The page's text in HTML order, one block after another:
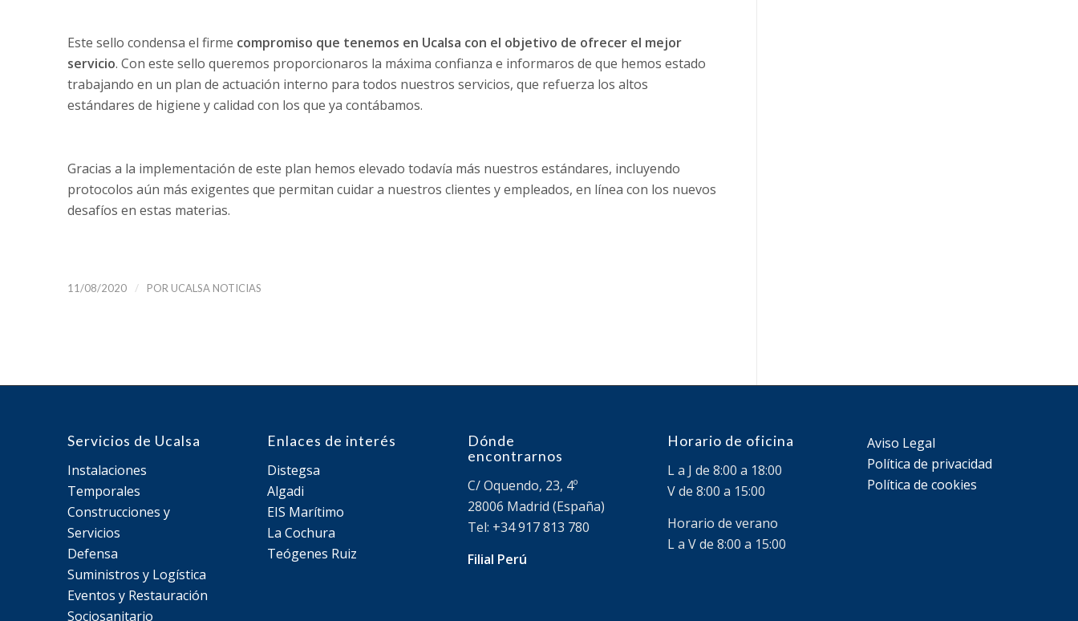
Este sello condensa el firme compromiso que tenemos en Ucalsa con el objetivo de ofrecer el mejor
servicio. Con este sello queremos proporcionaros la máxima confianza e informaros de que hemos estado
trabajando en un plan de actuación interno para todos nuestros servicios, que refuerza los altos
estándares de higiene y calidad con los que ya contábamos.
Gracias a la implementación de este plan hemos elevado todavía más nuestros estándares, incluyendo
protocolos aún más exigentes que permitan cuidar a nuestros clientes y empleados, en línea con los nuevos
desafíos en estas materias.
11/08/2020 / POR UCALSA NOTICIAS
Servicios de Ucalsa
Instalaciones
Temporales
Construcciones y
Servicios
Defensa
Suministros y Logística
Eventos y Restauración
Sociosanitario
Enlaces de interés
Distegsa
Algadi
EIS Marítimo
La Cochura
Teógenes Ruiz
Dónde
encontrarnos
C/ Oquendo, 23, 4º
28006 Madrid (España)
Tel: +34 917 813 780
Filial Perú
Horario de oficina
L a J de 8:00 a 18:00
V de 8:00 a 15:00
Horario de verano
L a V de 8:00 a 15:00
Aviso Legal
Política de privacidad
Política de cookies